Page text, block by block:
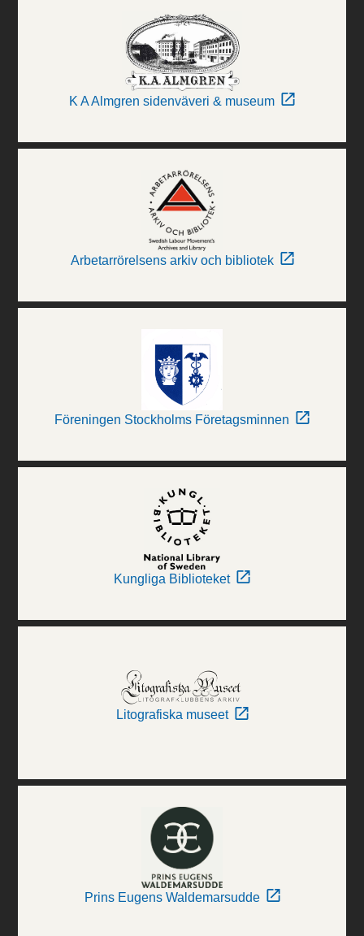
K A Almgren sidenväveri & museum
Arbetarrörelsens arkiv och bibliotek
Föreningen Stockholms Företagsminnen
Kungliga Biblioteket
Litografiska museet
Prins Eugens Waldemarsudde